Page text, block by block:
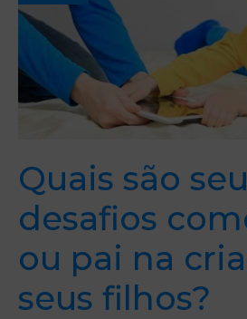
Quais são
desafios
ou pai na
seus filhos?
ou
pai
na
criação
de
seus
filhos?